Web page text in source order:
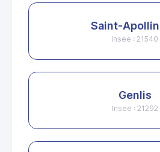
Saint-
Insee : 21540
Genlis
Insee : 21292